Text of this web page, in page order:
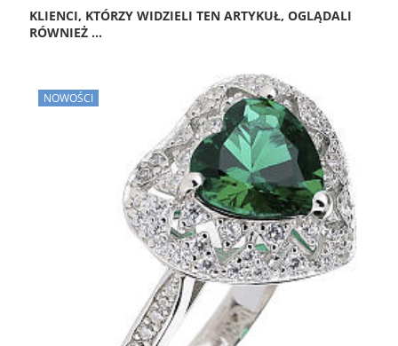
KLIENCI, KTÓRZY WIDZIELI TEN ARTYKUŁ, OGLĄDALI
RÓWNIEŻ ...
NOWOŚCI